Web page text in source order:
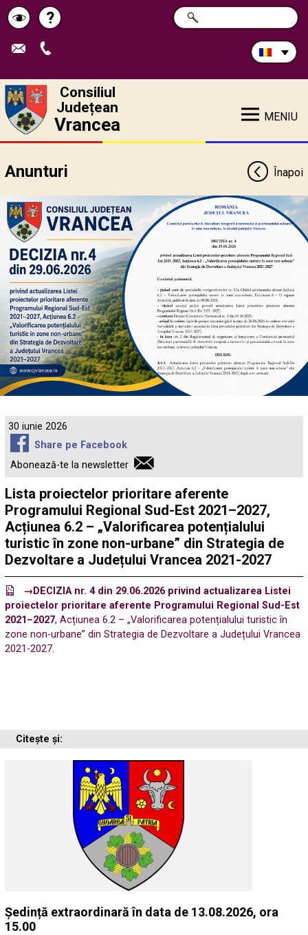
Schimbă
contrastul
Pagina
de
?
Caută
în
CAUTĂ
Consiliul
Județean
Vrancea MENIU
Anunturi Înapoi
30 iunie 2026
Share pe Facebook
Abonează-te la newsletter
Lista proiectelor prioritare aferente
Programului Regional Sud-Est 2021–2027,
Acțiunea 6.2 – „Valorificarea potențialului
turistic în zone non-urbane” din Strategia de
Dezvoltare a Județului Vrancea 2021-2027
→DECIZIA nr. 4 din 29.06.2026 privind actualizarea Listei
proiectelor prioritare aferente Programului Regional Sud-Est
2021–2027, Acțiunea 6.2 – „Valorificarea potențialului turistic în
zone non-urbane” din Strategia de Dezvoltare a Județului Vrancea
2021-2027.
Citește și:
Ședință extraordinară în data de 13.08.2026, ora
15.00